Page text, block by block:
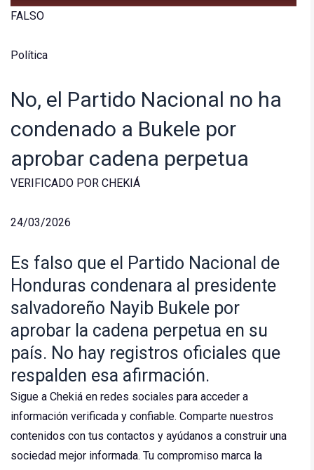
FALSO
Política
No, el Partido Nacional no ha
condenado a Bukele por
aprobar cadena perpetua
VERIFICADO POR CHEKIÁ
24/03/2026
Es falso que el Partido Nacional de
Honduras condenara al presidente
salvadoreño Nayib Bukele por
aprobar la cadena perpetua en su
país. No hay registros oficiales que
respalden esa afirmación.
Sigue a Chekiá en redes sociales para acceder a
información verificada y confiable. Comparte nuestros
contenidos con tus contactos y ayúdanos a construir una
sociedad mejor informada. Tu compromiso marca la